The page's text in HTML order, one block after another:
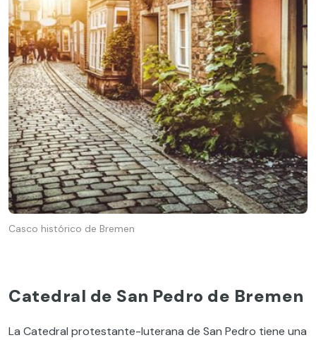
Casco histórico de Bremen
Catedral de San Pedro de Bremen
La Catedral protestante-luterana de San Pedro tiene una